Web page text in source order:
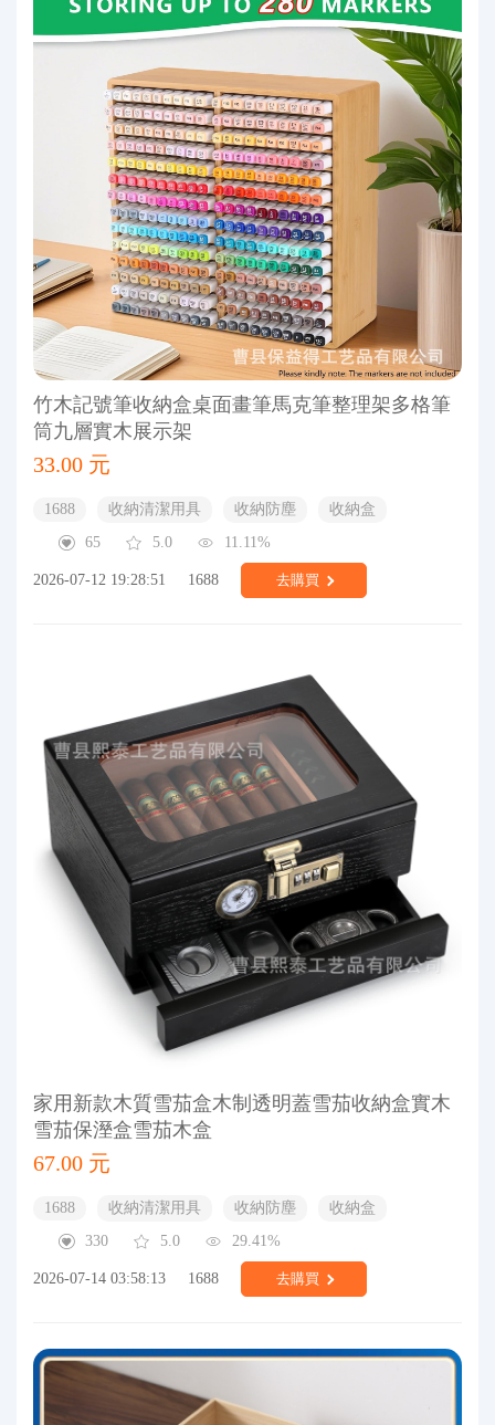
竹木記號筆收納盒桌面畫筆馬克筆整理架多格筆
筒九層實木展示架
33.00 元
1688 收納清潔用具 收納防塵
收納盒
65
5.0 11.11%
2026-07-12 19:28:51 1688 去購買
家用新款木質雪茄盒木制透明蓋雪茄收納盒實木
雪茄保溼盒雪茄木盒
67.00 元
1688 收納清潔用具 收納防塵
收納盒
330
5.0 29.41%
2026-07-14 03:58:13 1688 去購買